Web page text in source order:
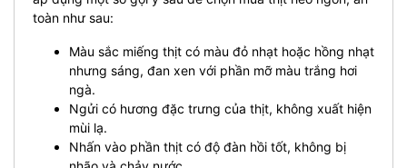
toàn như sau:
Màu sắc miếng thịt có màu đỏ nhạt hoặc hồng nhạt
nhưng sáng, đan xen với phần mỡ màu trắng hơi
ngà.
Ngửi có hương đặc trưng của thịt, không xuất hiện
mùi lạ.
Nhấn vào phần thịt có độ đàn hồi tốt, không bị